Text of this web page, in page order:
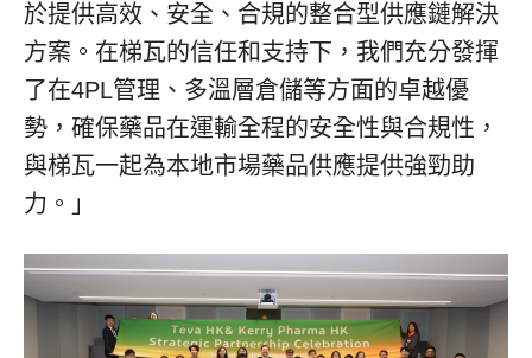
於提供高效、安全、合規的整合型供應鏈解決
方案。在梯瓦的信任和支持下，我們充分發揮
了在4PL管理、多溫層倉儲等方面的卓越優
勢，確保藥品在運輸全程的安全性與合規性，
與梯瓦一起為本地市場藥品供應提供強勁助
力。」